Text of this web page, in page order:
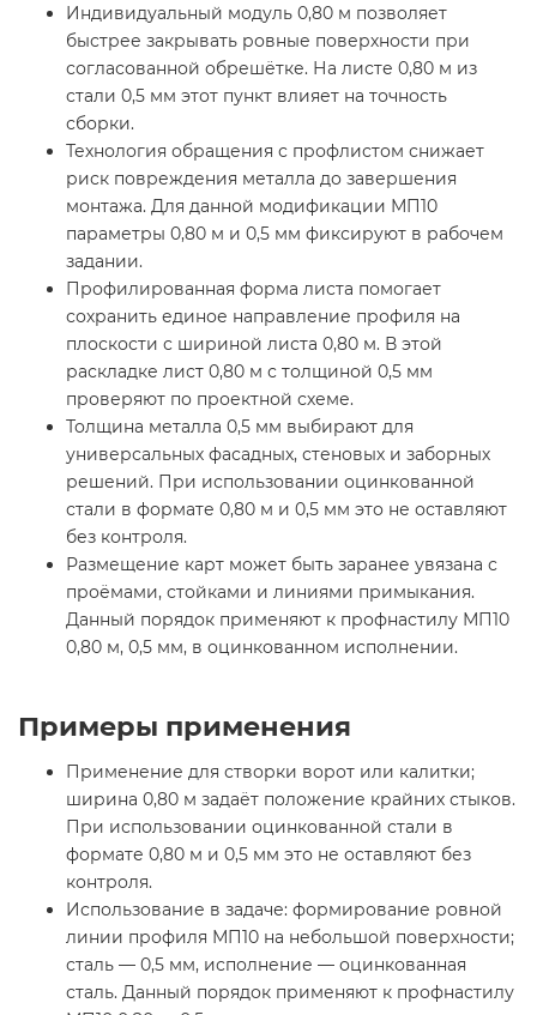
Индивидуальный модуль 0,80 м позволяет
быстрее закрывать ровные поверхности при
согласованной обрешётке. На листе 0,80 м из
стали 0,5 мм этот пункт влияет на точность
сборки.
Технология обращения с профлистом снижает
риск повреждения металла до завершения
монтажа. Для данной модификации МП10
параметры 0,80 м и 0,5 мм фиксируют в рабочем
задании.
Профилированная форма листа помогает
сохранить единое направление профиля на
плоскости с шириной листа 0,80 м. В этой
раскладке лист 0,80 м с толщиной 0,5 мм
проверяют по проектной схеме.
Толщина металла 0,5 мм выбирают для
универсальных фасадных, стеновых и заборных
решений. При использовании оцинкованной
стали в формате 0,80 м и 0,5 мм это не оставляют
без контроля.
Размещение карт может быть заранее увязана с
проёмами, стойками и линиями примыкания.
Данный порядок применяют к профнастилу МП10
0,80 м, 0,5 мм, в оцинкованном исполнении.
Примеры применения
Применение для створки ворот или калитки;
ширина 0,80 м задаёт положение крайних стыков.
При использовании оцинкованной стали в
формате 0,80 м и 0,5 мм это не оставляют без
контроля.
Использование в задаче: формирование ровной
линии профиля МП10 на небольшой поверхности;
сталь — 0,5 мм, исполнение — оцинкованная
сталь. Данный порядок применяют к профнастилу